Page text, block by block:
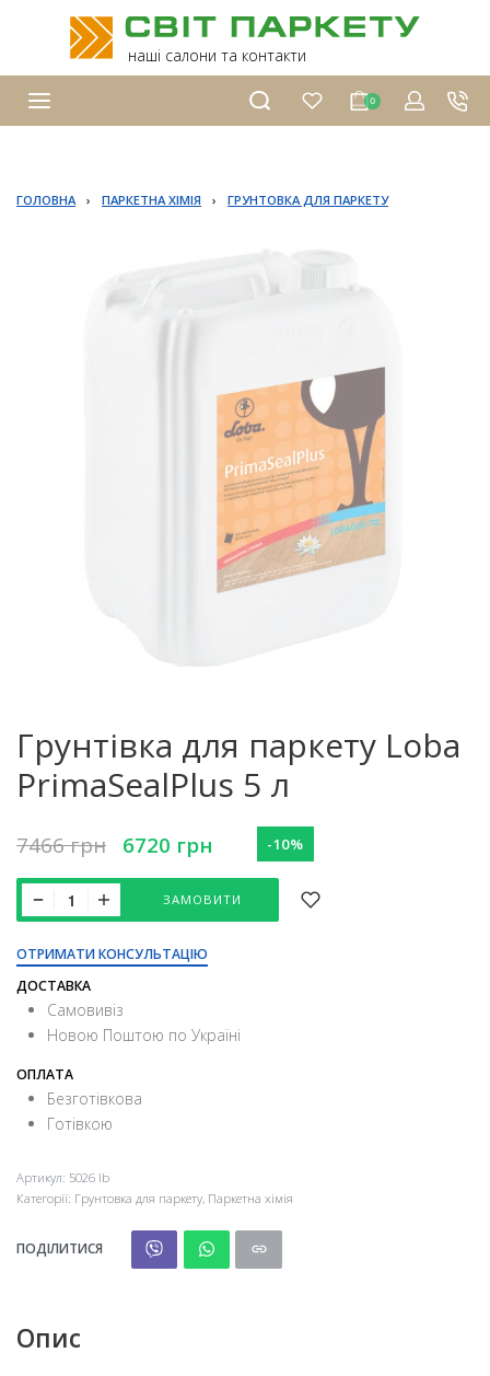
наші салони та контакти
0
ГОЛОВНА › ПАРКЕТНА ХІМІЯ › ГРУНТОВКА ДЛЯ ПАРКЕТУ
Грунтівка для паркету Loba
PrimaSealPlus 5 л
7466грн 6720 грн -10%
ЗАМОВИТИ
ОТРИМАТИ КОНСУЛЬТАЦІЮ
ДОСТАВКА
Самовивіз
Новою Поштою по Україні
ОПЛАТА
Безготівкова
Готівкою
Артикул: 5026 lb
Категорії: Грунтовка для паркету, Паркетна хімія
ПОДІЛИТИСЯ
Опис